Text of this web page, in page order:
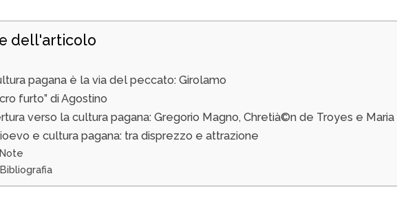
dell'articolo
pagana è la via del peccato: Girolamo
furto” di Agostino
verso la cultura pagana: Gregorio Magno, Chretià©n de Troyes e Maria
e cultura pagana: tra disprezzo e attrazione
Note
Bibliografia